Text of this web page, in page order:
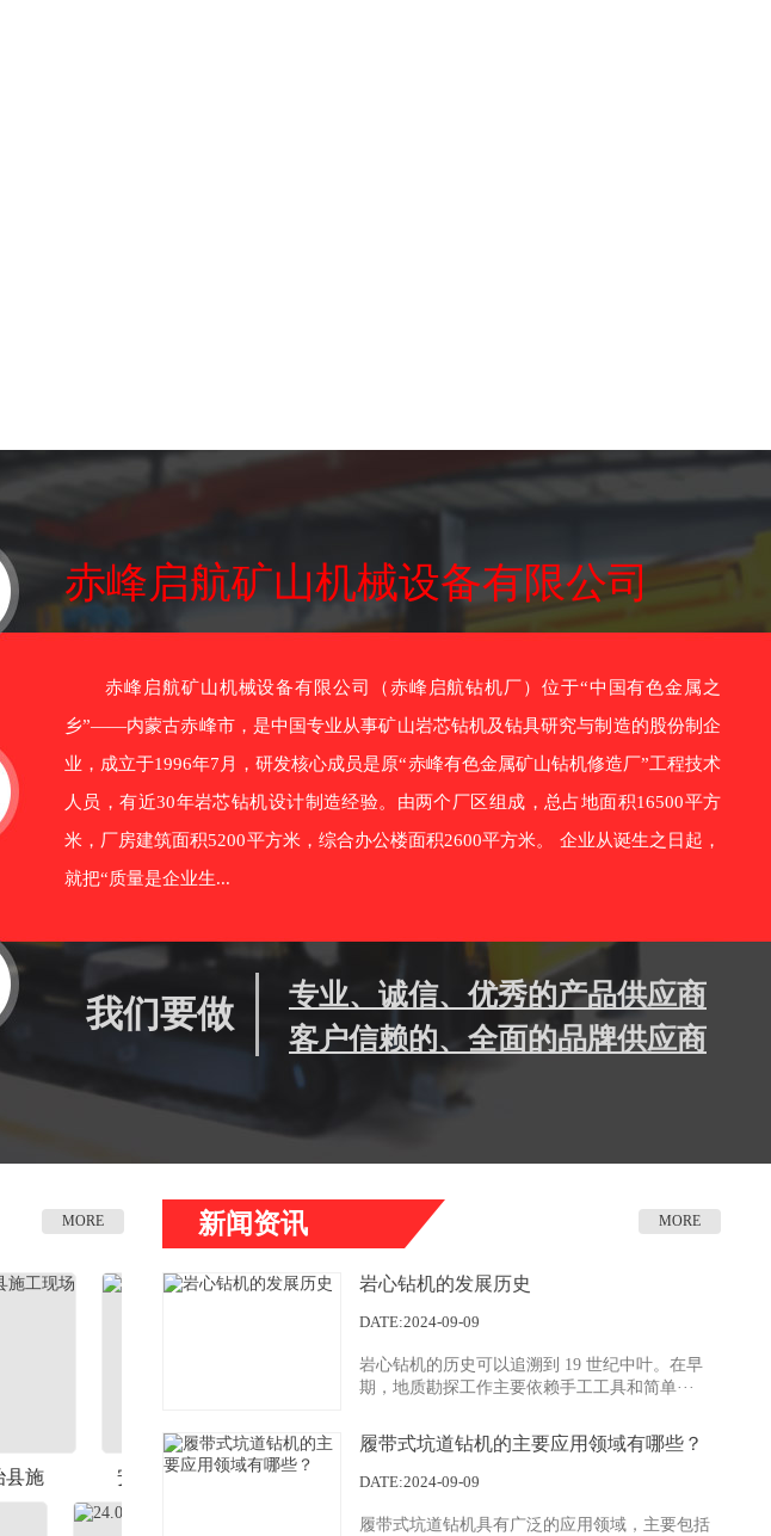
赤峰启航矿山机械设备有限公司
赤峰启航矿山机械设备有限公司（赤峰启航钻机厂）位于“中国有色金属之
乡”——内蒙古赤峰市，是中国专业从事矿山岩芯钻机及钻具研究与制造的股份制企
业，成立于1996年7月，研发核心成员是原“赤峰有色金属矿山钻机修造厂”工程技术
人员，有近30年岩芯钻机设计制造经验。由两个厂区组成，总占地面积16500平方
米，厂房建筑面积5200平方米，综合办公楼面积2600平方米。 企业从诞生之日起，
就把“质量是企业生...
我们要做
专业、诚信、优秀的产品供应商
客户信赖的、全面的品牌供应商
MORE
安标标准ZDY-350钻机井下施工
新闻资讯 MORE
岩心钻机的发展历史
DATE:2024-09-09
岩心钻机的历史可以追溯到 19 世纪中叶。在早
期，地质勘探工作主要依赖手工工具和简单···
履带式坑道钻机的主要应用领域有哪些？
DATE:2024-09-09
履带式坑道钻机具有广泛的应用领域，主要包括